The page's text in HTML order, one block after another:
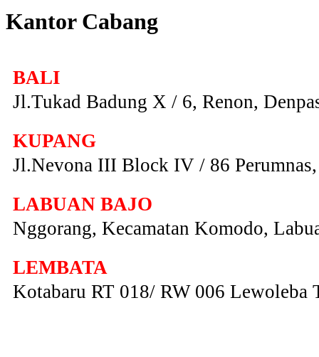
Kantor Cabang
BALI
Jl.Tukad Badung X / 6, Renon,
KUPANG
Jl.Nevona III Block IV / 86
LABUAN BAJO
Nggorang, Kecamatan Komodo,
LEMBATA
Kotabaru RT 018/ RW 006 Lewoleba